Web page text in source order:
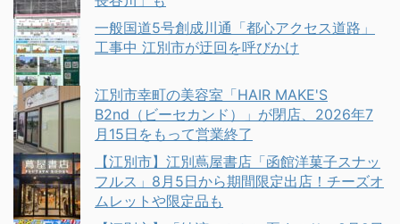
一般国道5号創成川通「都心アクセス道路」
工事中 江別市が迂回を呼びかけ
江別市幸町の美容室「HAIR MAKE'S
B2nd（ビーセカンド）」が閉店、2026年7
月15日をもって営業終了
【江別市】江別蔦屋書店「函館洋菓子スナッ
フルス」8月5日から期間限定出店！チーズオ
ムレットや限定品も